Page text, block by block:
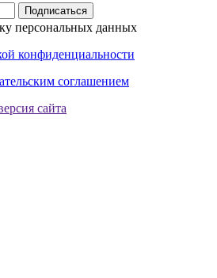
Подписаться
персональных данных
конфиденциальности
соглашением
сайта